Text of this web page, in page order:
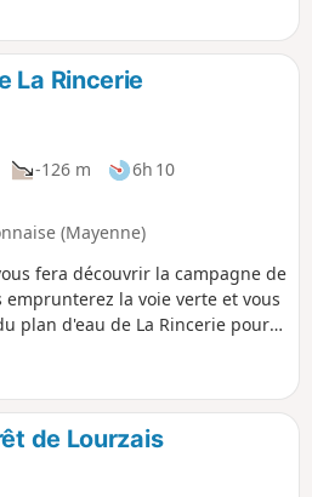
La Rincerie
-126 m
6h 10
(Mayenne)
fera découvrir la campagne de
emprunterez la voie verte et vous
plan d'eau de La Rincerie pour
de Lourzais